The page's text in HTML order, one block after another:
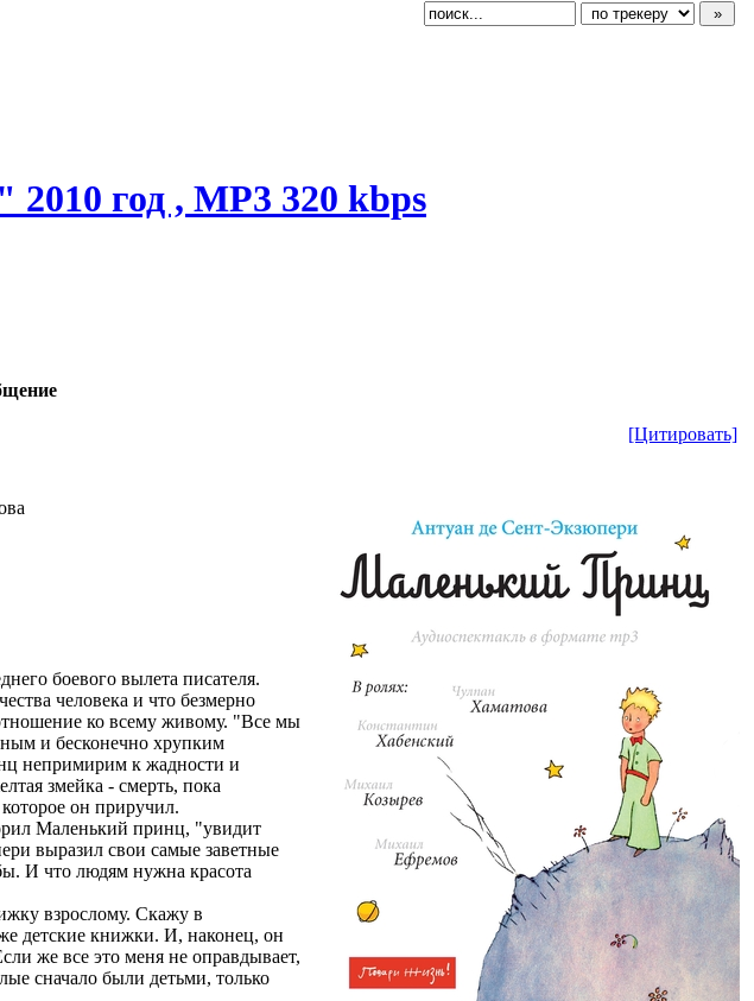
год , MP3 320 kbps
[Цитировать]
боевого вылета писателя.
человека и что безмерно
ко всему живому. "Все мы
и бесконечно хрупким
непримирим к жадности и
змейка - смерть, пока
он приручил.
Маленький принц, "увидит
выразил свои самые заветные
И что людям нужна красота
взрослому. Скажу в
детские книжки. И, наконец, он
же все это меня не оправдывает,
сначало были детьми, только